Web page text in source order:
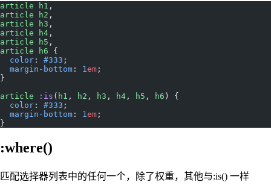
article h1 ,
article h2 ,
article h3 ,
article h4 ,
article h5 ,
article h6 {
  color
: #333 ;
  margin-bottom
: 1 em ;
}
article :is ( h1 , h2 , h3 , h4 , h5 , h6 ) {
  color
: #333 ;
  margin-bottom
: 1 em ;
}
:where()
匹配选择器列表中的任何一个，除了权重，其他与:is() 一样